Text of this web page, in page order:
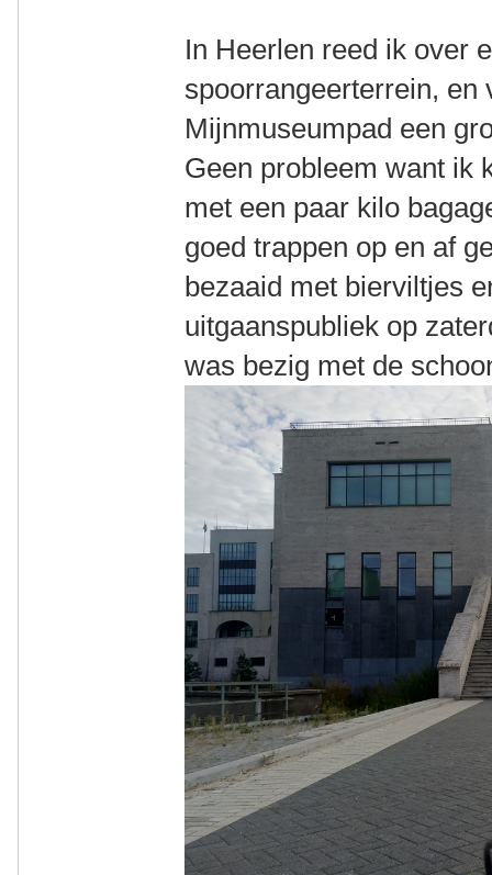
In Heerlen reed ik over
spoorrangeerterrein, en
Mijnmuseumpad een
Geen probleem want ik
met een paar kilo
goed trappen op en af
bezaaid met bierviltjes
uitgaanspubliek op
was bezig met de